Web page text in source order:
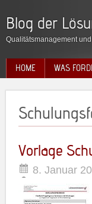
Blog der
Qualitätsmanagement
HOME WAS
Vorlage
8. Januar